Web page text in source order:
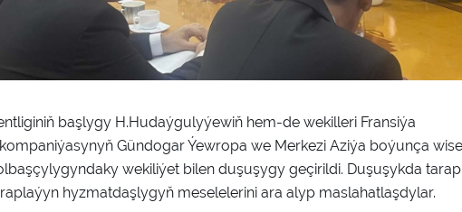
başlygy H.Hudaýgulyýewiň hem-de wekilleri Fransiýa
Gündogar Ýewropa we Merkezi Aziýa boýunça
wekiliýet bilen duşuşygy geçirildi. Duşuşykda
hyzmatdaşlygyň meselelerini ara alyp maslahatlaşdylar.